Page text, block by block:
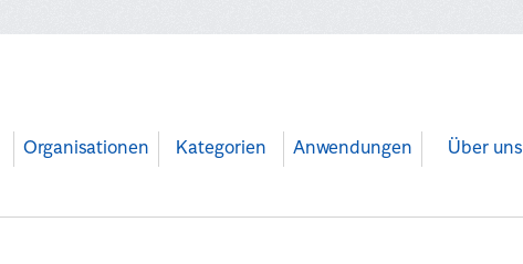
Organisationen Kategorien Anwendungen Über uns